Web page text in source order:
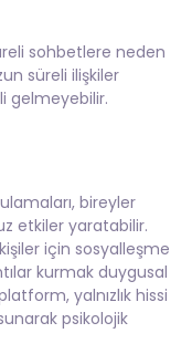
sohbetlere neden
süreli ilişkiler
gelmeyebilir.
bireyler
etkiler yaratabilir.
için sosyalleşme
kurmak duygusal
yalnızlık hissi
psikolojik